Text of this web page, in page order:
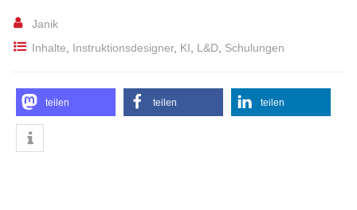
Janik
Inhalte
Instruktionsdesigner, KI L&D Schulungen
teilen teilen teilen